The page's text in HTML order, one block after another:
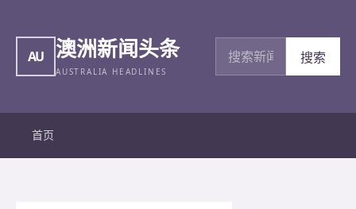
AU 澳洲新闻头条
AUSTRALIA HEADLINES
搜索新闻
搜索
首页